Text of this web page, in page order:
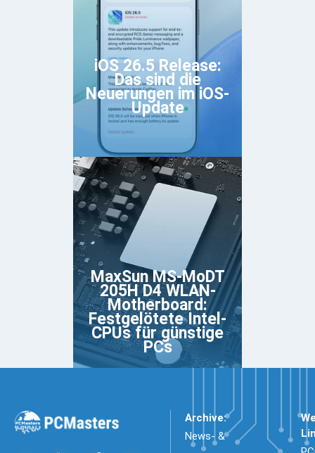
iOS 26.5 Release:
Das sind die
Neuerungen im iOS-
Update
MaxSun MS-MoDT
205H D4 WLAN-
Motherboard:
Festgelötete Intel-
CPUs für günstige
PCs
Archive:
News- &